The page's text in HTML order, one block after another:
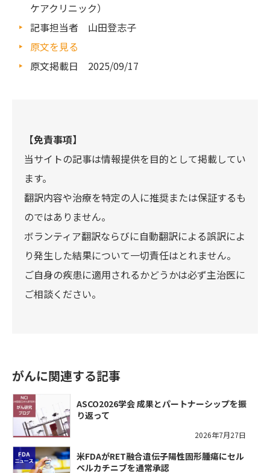
ケアクリニック）
記事担当者 山田登志子
原文を見る
原文掲載日 2025/09/17
【免責事項】
当サイトの記事は情報提供を目的として掲載してい
ます。
翻訳内容や治療を特定の人に推奨または保証するも
のではありません。
ボランティア翻訳ならびに自動翻訳による誤訳によ
り発生した結果について一切責任はとれません。
ご自身の疾患に適用されるかどうかは必ず主治医に
ご相談ください。
がんに関連する記事
ASCO2026学会 成果とパートナーシップを振
り返って
2026年7月27日
米FDAがRET融合遺伝子陽性固形腫瘍にセル
ペルカチニブを通常承認